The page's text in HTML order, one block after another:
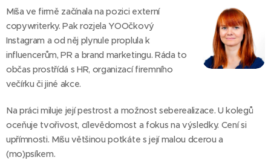
Míša ve firmě začínala na pozici externí
copywriterky. Pak rozjela YOOčkový
Instagram a od něj plynule proplula k
influencerům, PR a brand marketingu. Ráda to
občas prostřídá s HR, organizací firemního
večírku či jiné akce.
Na práci miluje její pestrost a možnost seberealizace. U kolegů
oceňuje tvořivost, cílevědomost a fokus na výsledky. Cení si
upřímnosti. Míšu většinou potkáte s její malou dcerou a
(mo)psíkem.